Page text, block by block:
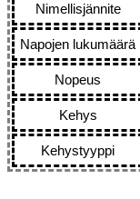
Nimellisjännite
Napojen lukumäärä
Nopeus
Kehys
Kehystyyppi